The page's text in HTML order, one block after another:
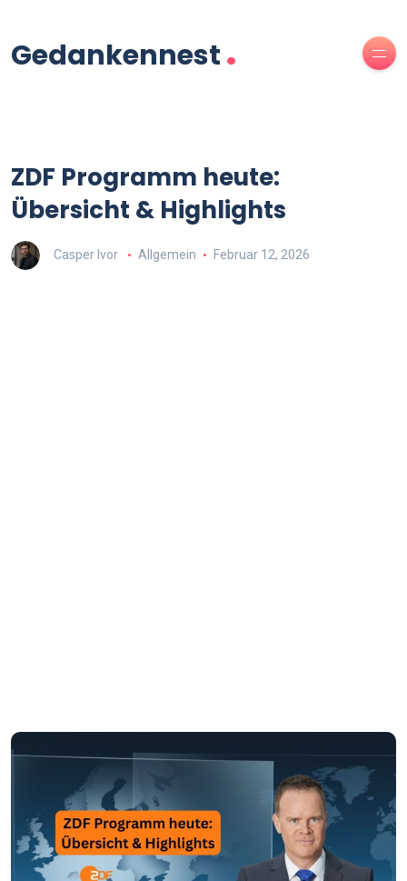
Gedankennest.
ZDF Programm heute:
Übersicht & Highlights
Casper Ivor Allgemein Februar 12, 2026